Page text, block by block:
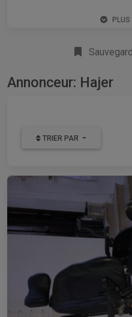
PLUS
Annonceur: Hajer
TRIER PAR